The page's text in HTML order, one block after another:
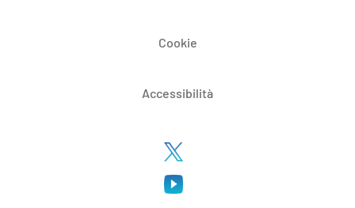
Cookie
Accessibilità